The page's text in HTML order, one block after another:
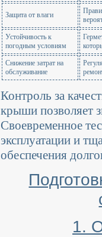
Защита от влаги
Устойчивость к
погодным условиям
Снижение затрат на
обслуживание
Контроль за
крыши позволяет
Своевременное
эксплуатации и
обеспечения
1.